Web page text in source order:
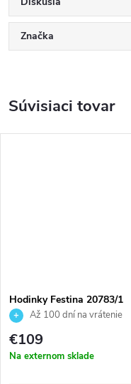
Značka
Súvisiaci tovar
Hodinky Festina 20783/1
Až 100 dní na vrátenie
tovaru. Autorizovaný predajca.
€109
Na externom sklade